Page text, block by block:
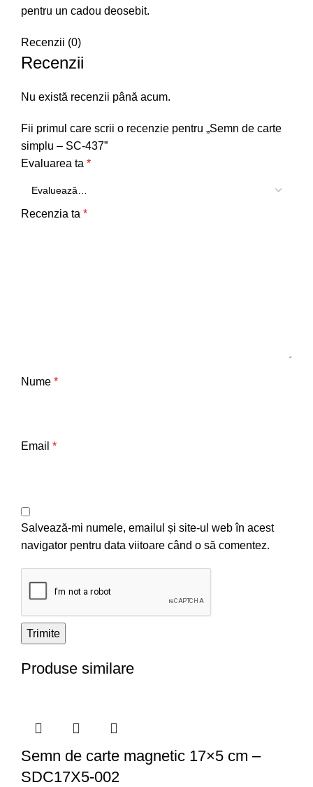
pentru un cadou deosebit.
Recenzii (0)
Recenzii
Nu există recenzii până acum.
Fii primul care scrii o recenzie pentru „Semn de carte
simplu – SC-437”
Evaluarea ta *
Recenzia ta *
Nume *
Email *
Salvează-mi numele, emailul și site-ul web în acest
navigator pentru data viitoare când o să comentez.
Produse similare
Semn de carte magnetic 17×5 cm –
SDC17X5-002